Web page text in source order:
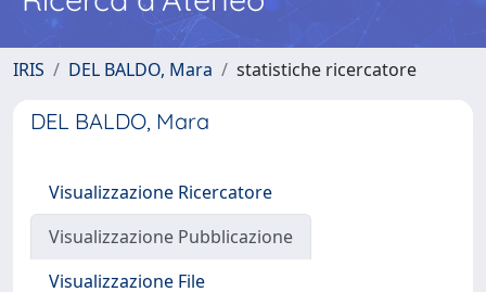
IRIS DEL BALDO, Mara statistiche ricercatore
DEL BALDO, Mara
Visualizzazione Ricercatore
Visualizzazione Pubblicazione
Visualizzazione File